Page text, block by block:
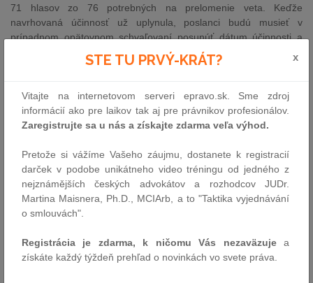
71 hlasov zo 76 potrebných na prelomenie veta. Keďže
navrhovaná účinnosť už uplynula, poslanci budú musieť v
prípadnom opätovnom schvaľovaní posunúť dátum účinnosti a
nanovo vyriešiť sporné body zákona.
hrozbe žalôb
Návrh novely zákona o Environmentálnom fonde, ktorý predložil
minister životného prostredia Tomáš Taraba (SNS) v zrýchlenom
komory, samosprávy aj Protimonopolný úrad upozorňujú, že
Tarabov návrh obišiel riadne medzirezortné pripomienkové
konanie a môže byť v rozpore s európskymi pravidlami štátnej
pomoci. Okrem iného by štátny envirofond podľa novely mohol
vstupovať do systému odpadového hospodárstva a poskytovať
limituje takúto pomoc na 75 %. Viaceré priemyselné združenia
varujú, že návrh neodôvodnene zasahuje do fungujúceho
STE TU PRVÝ-KRÁT? x
Vitajte na internetovom serveri epravo.sk. Sme zdroj
informácií ako pre laikov tak aj pre právnikov profesionálov.
Zaregistrujte sa u nás a získajte zdarma veľa výhod.
Pretože si vážíme Vašeho záujmu, dostanete k registracií
darček v podobe unikátneho video tréningu od jedného z
nejznámějších českých advokátov a rozhodcov JUDr.
Martina Maisnera, Ph.D., MCIArb, a to "Taktika vyjednávání
o smlouvách".
Registrácia je zdarma, k ničomu Vás nezaväzujea
získáte každý týždeň prehľad o novinkách vo svete práva.